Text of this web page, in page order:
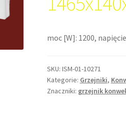
moc [W]: 1200,
SKU: ISM-01-10271
Kategorie: Grzejniki,
Znaczniki: grzejnik